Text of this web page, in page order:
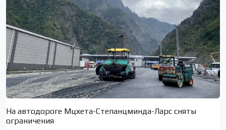
На автодороге Мцхета-Степанцминда-Ларс сняты
ограничения